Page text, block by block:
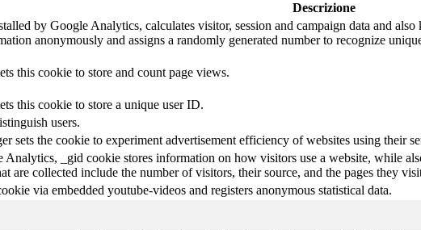
Descrizione
by Google Analytics, calculates visitor, session and campaign data and
anonymously and assigns a randomly generated number to recognize
this cookie to store and count page views.
this cookie to store a unique user ID.
users.
sets the cookie to experiment advertisement efficiency of websites using their
Analytics, _gid cookie stores information on how visitors use a website, while
are collected include the number of visitors, their source, and the pages they
via embedded youtube-videos and registers anonymous statistical data.